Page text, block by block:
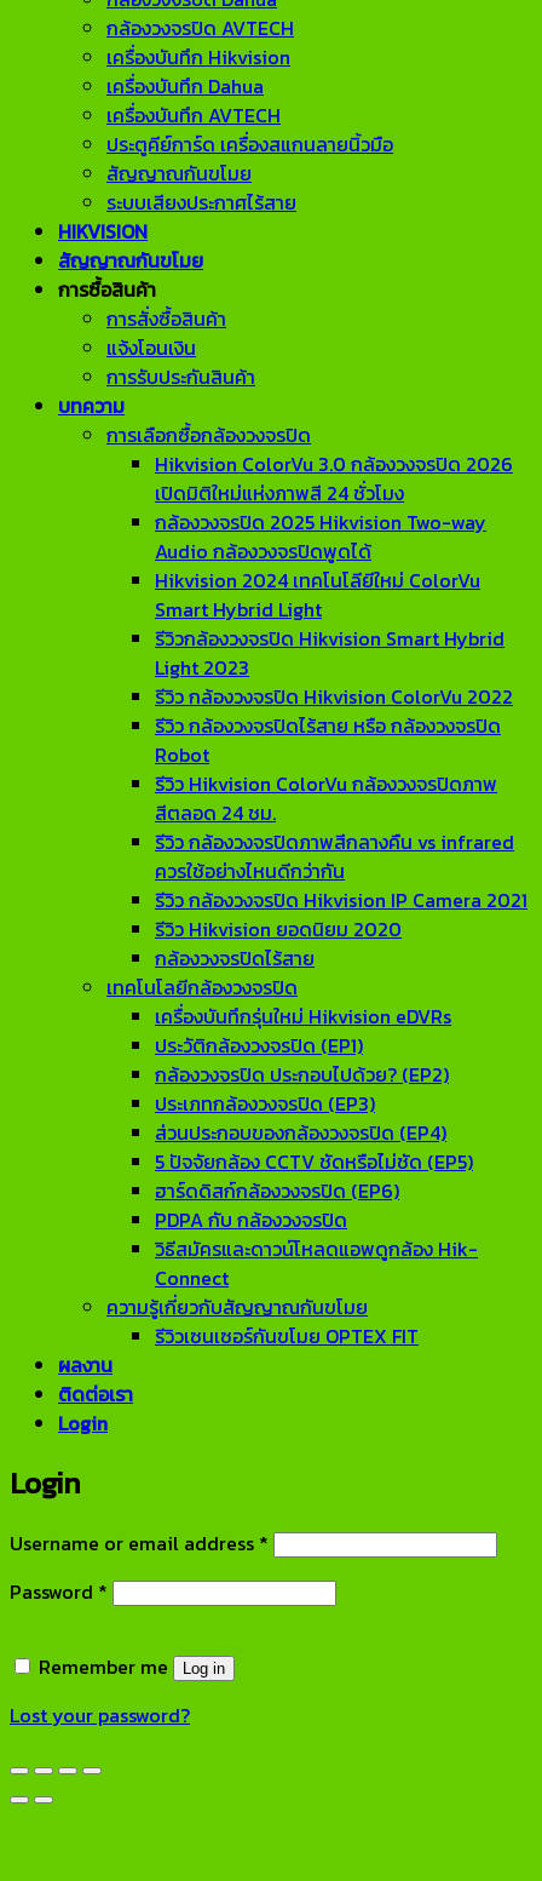
กล้องวงจรปิด AVTECH
เครื่องบันทึก Hikvision
เครื่องบันทึก Dahua
เครื่องบันทึก AVTECH
ประตูคีย์การ์ด เครื่องสแกนลายนิ้วมือ
สัญญาณกันขโมย
ระบบเสียงประกาศไร้สาย
HIKVISION
สัญญาณกันขโมย
การซื้อสินค้า
การสั่งซื้อสินค้า
แจ้งโอนเงิน
การรับประกันสินค้า
บทความ
การเลือกซื้อกล้องวงจรปิด
Hikvision ColorVu 3.0 กล้องวงจรปิด 2026
เปิดมิติใหม่แห่งภาพสี 24 ชั่วโมง
กล้องวงจรปิด 2025 Hikvision Two-way
Audio กล้องวงจรปิดพูดได้
Hikvision 2024 เทคโนโลียีใหม่ ColorVu
Smart Hybrid Light
รีวิวกล้องวงจรปิด Hikvision Smart Hybrid
Light 2023
รีวิว กล้องวงจรปิด Hikvision ColorVu 2022
รีวิว กล้องวงจรปิดไร้สาย หรือ กล้องวงจรปิด
Robot
รีวิว Hikvision ColorVu กล้องวงจรปิดภาพ
สีตลอด 24 ชม.
รีวิว กล้องวงจรปิดภาพสีกลางคืน vs infrared
ควรใช้อย่างไหนดีกว่ากัน
รีวิว กล้องวงจรปิด Hikvision IP Camera 2021
รีวิว Hikvision ยอดนิยม 2020
กล้องวงจรปิดไร้สาย
เทคโนโลยีกล้องวงจรปิด
เครื่องบันทึกรุ่นใหม่ Hikvision eDVRs
ประวัติกล้องวงจรปิด (EP1)
กล้องวงจรปิด ประกอบไปด้วย? (EP2)
ประเภทกล้องวงจรปิด (EP3)
ส่วนประกอบของกล้องวงจรปิด (EP4)
5 ปัจจัยกล้อง CCTV ชัดหรือไม่ชัด (EP5)
ฮาร์ดดิสก์กล้องวงจรปิด (EP6)
PDPA กับ กล้องวงจรปิด
วิธีสมัครและดาวน์โหลดแอพดูกล้อง Hik-
Connect
ความรู้เกี่ยวกับสัญญาณกันขโมย
รีวิวเซนเซอร์กันขโมย OPTEX FIT
ผลงาน
ติดต่อเรา
Login
Login
Username or email address * Required
Password * Required
Remember me Log in
Lost your password?